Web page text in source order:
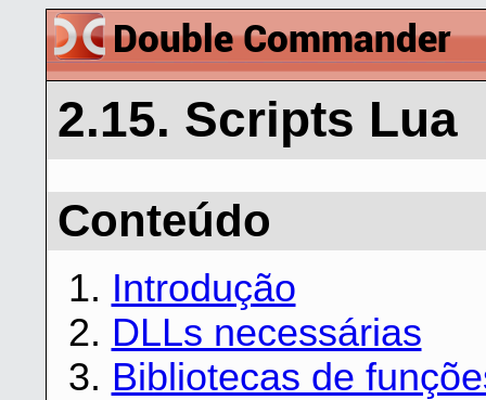
2.15. Scripts Lua
Conteúdo
1. Introdução
2. DLLs necessárias
3. Bibliotecas de